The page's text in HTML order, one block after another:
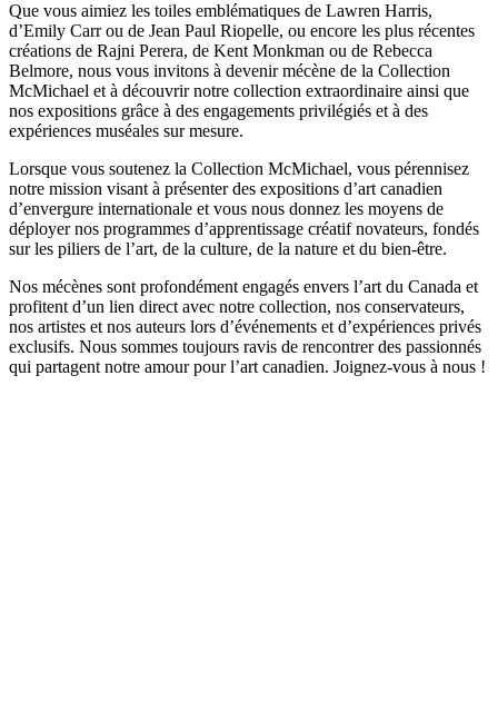
Que vous aimiez les toiles emblématiques de Lawren Harris,
d’Emily Carr ou de Jean Paul Riopelle, ou encore les plus récentes
créations de Rajni Perera, de Kent Monkman ou de Rebecca
Belmore, nous vous invitons à devenir mécène de la Collection
McMichael et à découvrir notre collection extraordinaire ainsi que
nos expositions grâce à des engagements privilégiés et à des
expériences muséales sur mesure.
Lorsque vous soutenez la Collection McMichael, vous pérennisez
notre mission visant à présenter des expositions d’art canadien
d’envergure internationale et vous nous donnez les moyens de
déployer nos programmes d’apprentissage créatif novateurs, fondés
sur les piliers de l’art, de la culture, de la nature et du bien-être.
Nos mécènes sont profondément engagés envers l’art du Canada et
profitent d’un lien direct avec notre collection, nos conservateurs,
nos artistes et nos auteurs lors d’événements et d’expériences privés
exclusifs. Nous sommes toujours ravis de rencontrer des passionnés
qui partagent notre amour pour l’art canadien. Joignez-vous à nous !